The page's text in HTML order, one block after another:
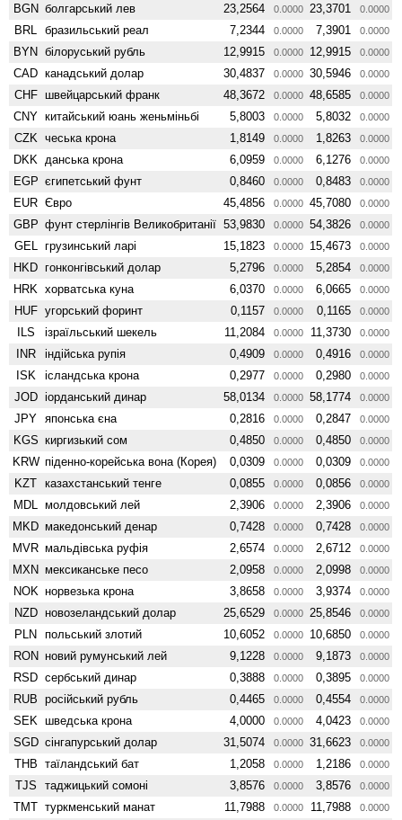
BGN болгарський лев 23,2564 0.0000 23,3701 0.0000
BRL бразильський реал 7,2344 0.0000 7,3901 0.0000
BYN білоруський рубль 12,9915 0.0000 12,9915 0.0000
CAD канадський долар 30,4837 0.0000 30,5946 0.0000
CHF швейцарський франк 48,3672 0.0000 48,6585 0.0000
CNY китайський юань женьмiньбi 5,8003 0.0000 5,8032 0.0000
CZK чеська крона 1,8149 0.0000 1,8263 0.0000
DKK данська крона 6,0959 0.0000 6,1276 0.0000
EGP єгипетський фунт 0,8460 0.0000 0,8483 0.0000
EUR Євро 45,4856 0.0000 45,7080 0.0000
GBP фунт стерлінгів Велико­британії 53,9830 0.0000 54,3826 0.0000
GEL грузинський ларі 15,1823 0.0000 15,4673 0.0000
HKD гонконгівський долар 5,2796 0.0000 5,2854 0.0000
HRK хорватська куна 6,0370 0.0000 6,0665 0.0000
HUF угорський форинт 0,1157 0.0000 0,1165 0.0000
ILS ізраїльський шекель 11,2084 0.0000 11,3730 0.0000
INR індійська рупія 0,4909 0.0000 0,4916 0.0000
ISK ісландська крона 0,2977 0.0000 0,2980 0.0000
JOD іорданський динар 58,0134 0.0000 58,1774 0.0000
JPY японська єна 0,2816 0.0000 0,2847 0.0000
KGS киргизький сом 0,4850 0.0000 0,4850 0.0000
KRW піденно-корейська вона (Корея) 0,0309 0.0000 0,0309 0.0000
KZT казахстанський тенге 0,0855 0.0000 0,0856 0.0000
MDL молдовський лей 2,3906 0.0000 2,3906 0.0000
MKD македонський денар 0,7428 0.0000 0,7428 0.0000
MVR мальдівська руфія 2,6574 0.0000 2,6712 0.0000
MXN мексиканське песо 2,0958 0.0000 2,0998 0.0000
NOK норвезька крона 3,8658 0.0000 3,9374 0.0000
NZD ново­зеландський долар 25,6529 0.0000 25,8546 0.0000
PLN польський злотий 10,6052 0.0000 10,6850 0.0000
RON новий румунський лей 9,1228 0.0000 9,1873 0.0000
RSD сербський динар 0,3888 0.0000 0,3895 0.0000
RUB російський рубль 0,4465 0.0000 0,4554 0.0000
SEK шведська крона 4,0000 0.0000 4,0423 0.0000
SGD сінгапурський долар 31,5074 0.0000 31,6623 0.0000
THB таїландський бат 1,2058 0.0000 1,2186 0.0000
TJS таджицький сомоні 3,8576 0.0000 3,8576 0.0000
TMT туркменський манат 11,7988 0.0000 11,7988 0.0000